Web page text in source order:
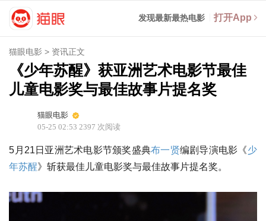
发现最新最热电影 打开App
猫眼电影 > 资讯正文
《少年苏醒》获亚洲艺术电影节最佳
儿童电影奖与最佳故事片提名奖
猫眼电影
05-25 02:53 2397 次阅读
5月21日亚洲艺术电影节颁奖盛典布一贤编剧导演电影《少
年苏醒》斩获最佳儿童电影奖与最佳故事片提名奖。